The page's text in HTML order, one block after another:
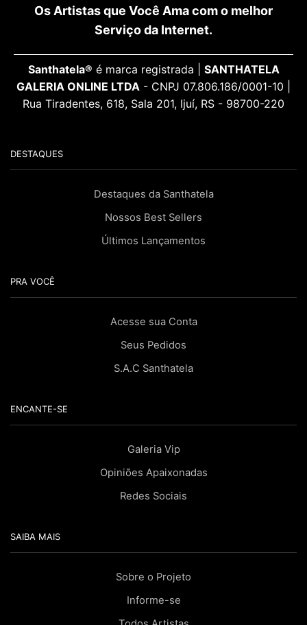
Os Artistas que Você Ama com o melhor
Serviço da Internet.
Santhatela® é marca registrada | SANTHATELA
GALERIA ONLINE LTDA - CNPJ 07.806.186/0001-10 |
Rua Tiradentes, 618, Sala 201, Ijuí, RS - 98700-220
DESTAQUES
Destaques da Santhatela
Nossos Best Sellers
Últimos Lançamentos
PRA VOCÊ
Acesse sua Conta
Seus Pedidos
S.A.C Santhatela
ENCANTE-SE
Galeria Vip
Opiniões Apaixonadas
Redes Sociais
SAIBA MAIS
Sobre o Projeto
Informe-se